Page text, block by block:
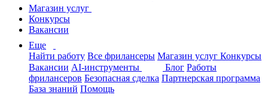
Магазин услуг
Конкурсы
Вакансии
Еще
Найти работу Все фрилансеры Магазин услуг Конкурсы
Вакансии AI-инструменты Блог Работы
фрилансеров Безопасная сделка Партнерская программа
База знаний Помощь